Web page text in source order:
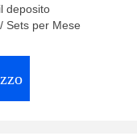
deposito
Sets per Mese